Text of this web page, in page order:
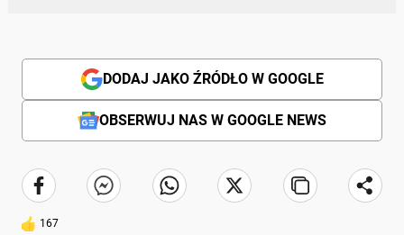
DODAJ JAKO ŹRÓDŁO W GOOGLE
OBSERWUJ NAS W GOOGLE NEWS
167